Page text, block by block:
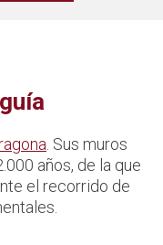
. Sus muros
años, de la que
el recorrido de